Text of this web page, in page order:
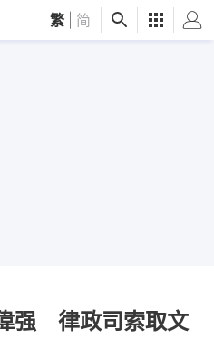
繁 简
强 律政司索取文